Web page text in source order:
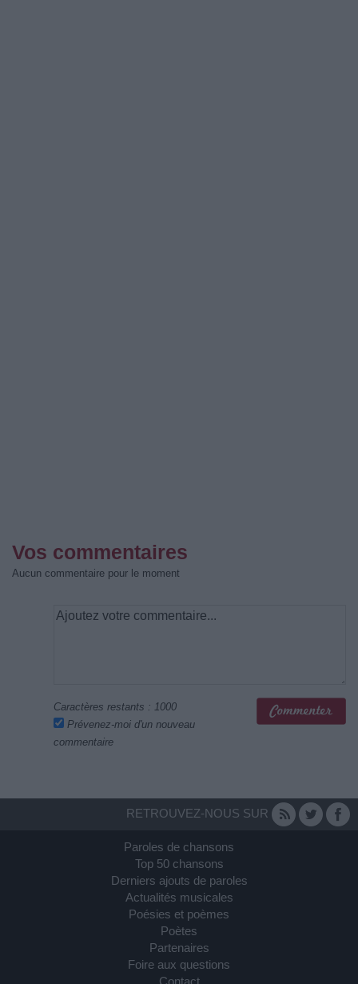
Vos commentaires
Aucun commentaire pour le moment
Caractères restants : 1000
Prévenez-moi d'un nouveau
commentaire
RETROUVEZ-NOUS SUR
Paroles de chansons
Top 50 chansons
Derniers ajouts de paroles
Actualités musicales
Poésies et poèmes
Poètes
Partenaires
Foire aux questions
Contact